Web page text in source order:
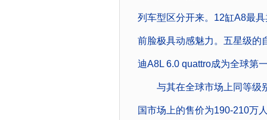
列车型区分开来。12缸A8最
前脸极具动感魅力。五星级的
迪A8L 6.0 quattro成为全球第
与其在全球市场上同等级别
国市场上的售价为190-210万